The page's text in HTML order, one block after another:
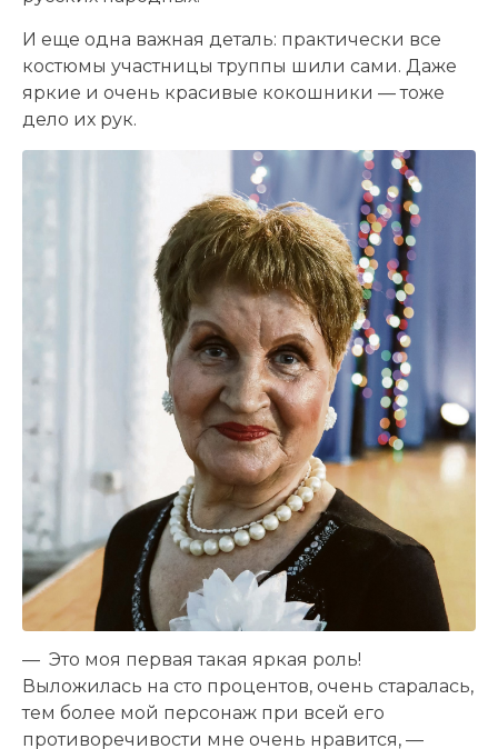
И еще одна важная деталь: практически все
костюмы участницы труппы шили сами. Даже
яркие и очень красивые кокошники — тоже
дело их рук.
— Это моя первая такая яркая роль!
Выложилась на сто процентов, очень старалась,
тем более мой персонаж при всей его
противоречивости мне очень нравится, —